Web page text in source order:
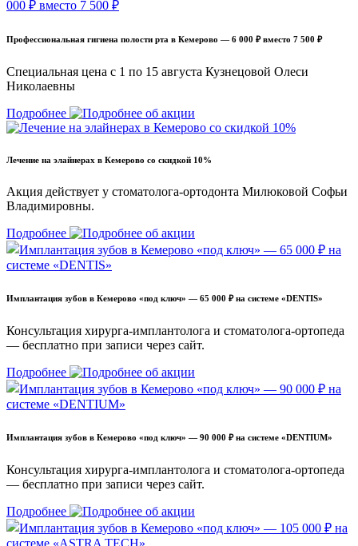
Профессиональная гигиена полости рта в Кемерово — 6 000 ₽ вместо 7 500 ₽
Специальная цена с 1 по 15 августа Кузнецовой Олеси
Николаевны
Подробнее
Лечение на элайнерах в Кемерово со скидкой 10%
Акция действует у стоматолога-ортодонта Милюковой Софьи
Владимировны.
Подробнее
Имплантация зубов в Кемерово «под ключ» — 65 000 ₽ на системе «DENTIS»
Консультация хирурга-имплантолога и стоматолога-ортопеда
— бесплатно при записи через сайт.
Подробнее
Имплантация зубов в Кемерово «под ключ» — 90 000 ₽ на системе «DENTIUM»
Консультация хирурга-имплантолога и стоматолога-ортопеда
— бесплатно при записи через сайт.
Подробнее